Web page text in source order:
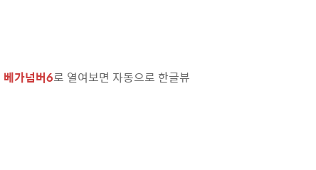
베가넘버6로 열여보면 자동으로 한글뷰